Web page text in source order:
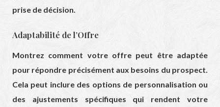
prise de décision.
Adaptabilité de l’Offre
Montrez comment votre offre peut être adaptée
pour répondre précisément aux besoins du prospect.
Cela peut inclure des options de personnalisation ou
des ajustements spécifiques qui rendent votre